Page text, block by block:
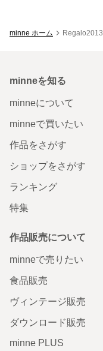
minne ホーム
minneを知る
minneについて
minneで買いたい
作品をさがす
ショップをさがす
ランキング
特集
作品販売について
minneで売りたい
食品販売
ヴィンテージ販売
ダウンロード販売
minne PLUS